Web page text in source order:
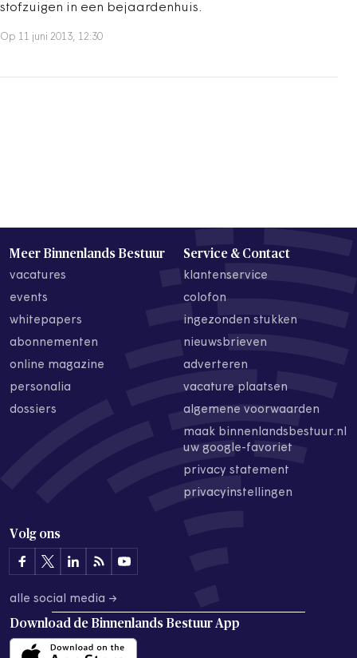
stofzuigen in een bejaardenhuis.
Op 11 juni 2013, 12:30
Meer Binnenlands Bestuur
vacatures
events
whitepapers
abonnementen
online magazine
personalia
dossiers
Service & Contact
klantenservice
colofon
ingezonden stukken
nieuwsbrieven
adverteren
vacature plaatsen
algemene voorwaarden
maak binnenlandsbestuur.nl
uw google-favoriet
privacy statement
privacyinstellingen
Volg ons
alle social media →
Download de Binnenlands Bestuur App